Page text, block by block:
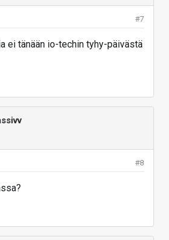
#7
ei tänään io-techin tyhy-päivästä
#8